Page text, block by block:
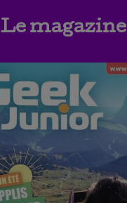
Le magazine